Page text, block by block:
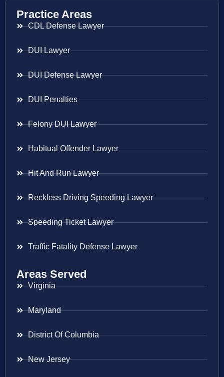
Practice Areas
CDL Defense Lawyer
DUI Lawyer
DUI Defense Lawyer
DUI Penalties
Felony DUI Lawyer
Habitual Offender Lawyer
Hit And Run Lawyer
Reckless Driving Speeding Lawyer
Speeding Ticket Lawyer
Traffic Fatality Defense Lawyer
Areas Served
Virginia
Maryland
District Of Columbia
New Jersey